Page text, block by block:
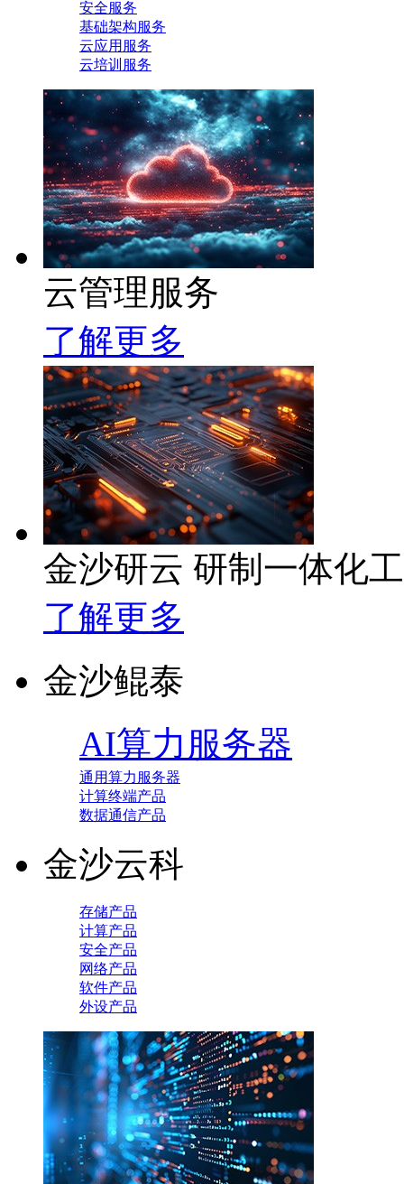
安全服务
基础架构服务
云应用服务
云培训服务
云管理服务
了解更多
金沙研云 研制一体化
了解更多
金沙鲲泰
AI算力服务器
通用算力服务器
计算终端产品
数据通信产品
金沙云科
存储产品
计算产品
安全产品
网络产品
软件产品
外设产品